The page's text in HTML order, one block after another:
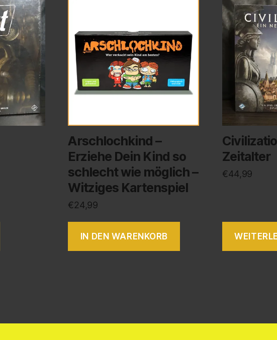
Arschlochkind –
Erziehe Dein Kind so
schlecht wie möglich –
Witziges Kartenspiel
€24,99
IN DEN WARENKORB
Zeitalter
€44,99